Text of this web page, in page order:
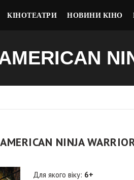
КІНОТЕАТРИ НОВИНИ КІНО
NINJA
Для якого віку: 6+